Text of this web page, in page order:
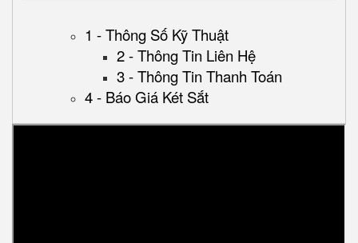
1 - Thông Số Kỹ Thuật
2 - Thông Tin Liên Hệ
3 - Thông Tin Thanh Toán
4 - Báo Giá Két Sắt